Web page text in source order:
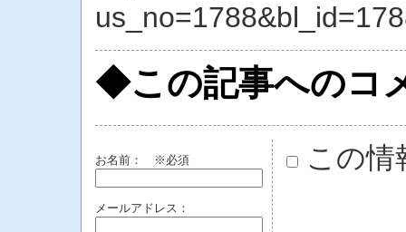
◆この記事へのコ
お名前： ※必須
メールアドレス：
この情